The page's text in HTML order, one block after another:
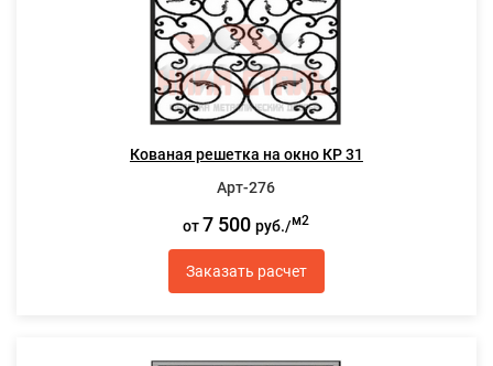
Кованая решетка на окно КР 31
Арт-276
от7 500руб./м2
Заказать расчет